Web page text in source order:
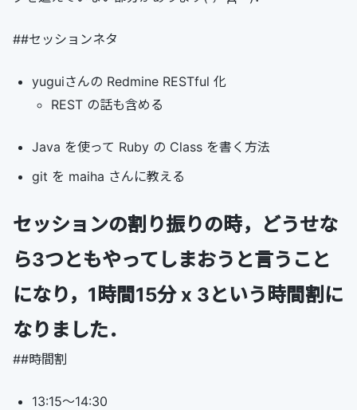
##セッションネタ
yuguiさんの Redmine RESTful 化
REST の話も含める
Java を使って Ruby の Class を書く方法
git を maiha さんに教える
セッションの割り振りの時，どうせな
ら3つともやってしまおうと言うこと
になり，1時間15分 x 3という時間割に
なりました．
##時間割
13:15～14:30